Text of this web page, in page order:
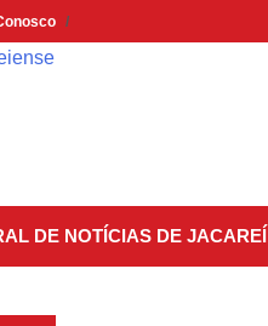
DE NOTÍCIAS DE JACAREÍ